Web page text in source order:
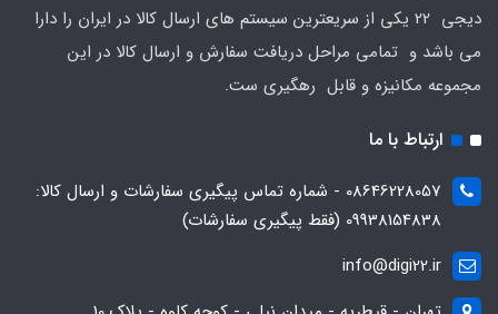
دیجی 22 یکی از سریعترین سیستم های ارسال کالا در ایران را دارا
می باشد و تمامی مراحل دریافت سفارش و ارسال کالا در این
مجموعه مکانیزه و قابل رهگیری ست.
ارتباط با ما
08646228057 - شماره تماس پیگیری سفارشات و ارسال کالا:
09938154838 (فقط پیگیری سفارشات)
info@digi22.ir